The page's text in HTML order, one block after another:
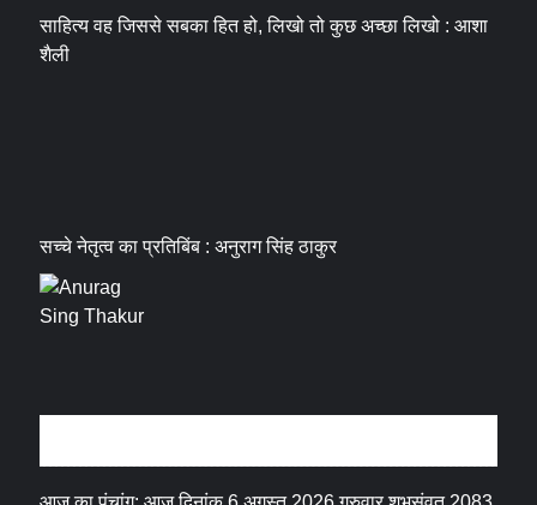
साहित्य वह जिससे सबका हित हो, लिखो तो कुछ अच्छा लिखो : आशा
शैली
सच्चे नेतृत्व का प्रतिबिंब : अनुराग सिंह ठाकुर